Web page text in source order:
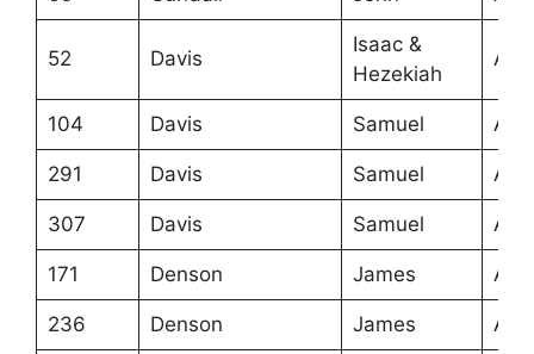
52 Davis
Isaac &
Hezekiah
104 Davis Samuel
291 Davis Samuel
307 Davis Samuel
171 Denson James
236 Denson James